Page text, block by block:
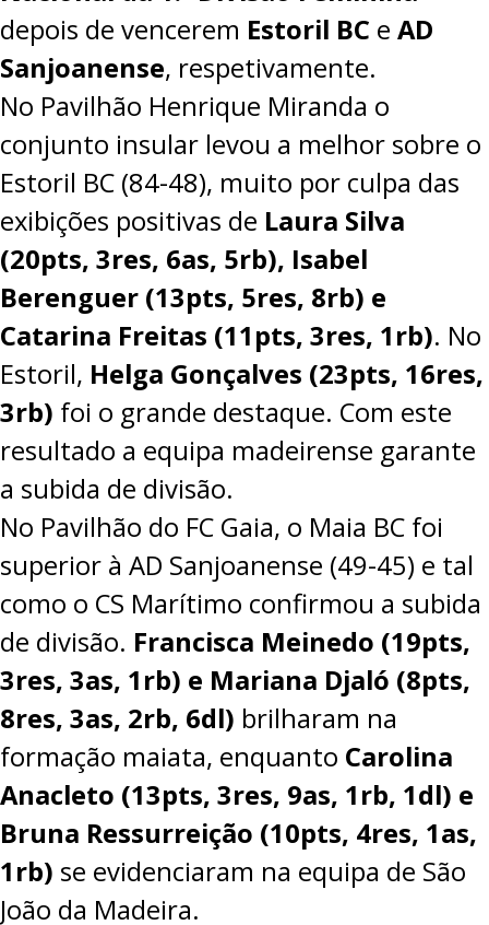
depois de vencerem Estoril BC e AD
Sanjoanense, respetivamente.
No Pavilhão Henrique Miranda o
conjunto insular levou a melhor sobre o
Estoril BC (84-48), muito por culpa das
exibições positivas de Laura Silva
(20pts, 3res, 6as, 5rb), Isabel
Berenguer (13pts, 5res, 8rb) e
Catarina Freitas (11pts, 3res, 1rb). No
Estoril, Helga Gonçalves (23pts, 16res,
3rb) foi o grande destaque. Com este
resultado a equipa madeirense garante
a subida de divisão.
No Pavilhão do FC Gaia, o Maia BC foi
superior à AD Sanjoanense (49-45) e tal
como o CS Marítimo confirmou a subida
de divisão. Francisca Meinedo (19pts,
3res, 3as, 1rb) e Mariana Djaló (8pts,
8res, 3as, 2rb, 6dl) brilharam na
formação maiata, enquanto Carolina
Anacleto (13pts, 3res, 9as, 1rb, 1dl) e
Bruna Ressurreição (10pts, 4res, 1as,
1rb) se evidenciaram na equipa de São
João da Madeira.